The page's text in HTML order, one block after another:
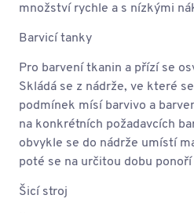
množství rychle a s nízkými
Barvicí tanky
Pro barvení tkanin a přízí se
Skládá se z nádrže, ve které
podmínek mísí barvivo a
na konkrétních požadavcích
obvykle se do nádrže umístí
poté se na určitou dobu
Šicí stroj